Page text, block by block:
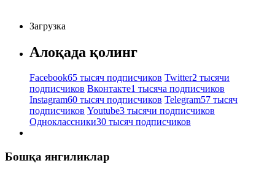
Загрузка
Алоқада қолинг
Facebook65 тысяч подписчиков Twitter2 тысячи
подписчиков Вконтакте1 тысяча подписчиков
Instagram60 тысяч подписчиков Telegram57 тысяч
подписчиков Youtube3 тысячи подписчиков
Одноклассники30 тысяч подписчиков
Бошқа янгиликлар